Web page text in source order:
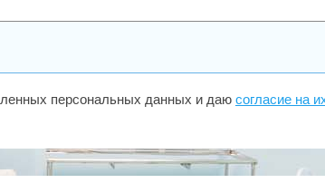
персональных данных и даю согласие на